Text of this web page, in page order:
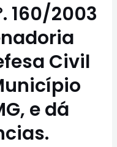
160/2003
Civil
e dá